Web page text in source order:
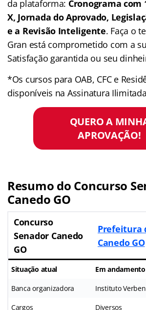
da plataforma: Cronograma com
X, Jornada do Aprovado,
e a Revisão Inteligente. Faça o
Gran está comprometido com a
Satisfação garantida ou seu
*Os cursos para OAB, CFC e
disponíveis na Assinatura
QUERO A
APROVAÇÃO!
Resumo do Concurso
Canedo GO
Concurso
Senador Canedo
GO
Prefeitura
Canedo GO
Situação atual Em andamento
Banca organizadora Instituto
Cargos Diversos